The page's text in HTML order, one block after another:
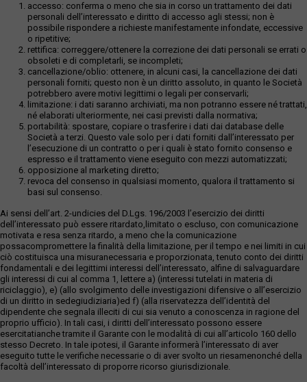
accesso: conferma o meno che sia in corso un trattamento dei dati
personali dell’interessato e diritto di accesso agli stessi; non è
possibile rispondere a richieste manifestamente infondate, eccessive
o ripetitive;
rettifica: correggere/ottenere la correzione dei dati personali se errati o
obsoleti e di completarli, se incompleti;
cancellazione/oblio: ottenere, in alcuni casi, la cancellazione dei dati
personali forniti; questo non è un diritto assoluto, in quanto le Società
potrebbero avere motivi legittimi o legali per conservarli;
limitazione: i dati saranno archiviati, ma non potranno essere né trattati,
né elaborati ulteriormente, nei casi previsti dalla normativa;
portabilità: spostare, copiare o trasferire i dati dai database delle
Società a terzi. Questo vale solo per i dati forniti dall’interessato per
l’esecuzione di un contratto o per i quali è stato fornito consenso e
espresso e il trattamento viene eseguito con mezzi automatizzati;
opposizione al marketing diretto;
revoca del consenso in qualsiasi momento, qualora il trattamento si
basi sul consenso.
Ai sensi dell’art. 2-undicies del D.Lgs. 196/2003 l’esercizio dei diritti
dell’interessato può essere ritardato,limitato o escluso, con comunicazione
motivata e resa senza ritardo, a meno che la comunicazione
possacompromettere la finalità della limitazione, per il tempo e nei limiti in cui
ciò costituisca una misuranecessaria e proporzionata, tenuto conto dei diritti
fondamentali e dei legittimi interessi dell’interessato, alfine di salvaguardare
gli interessi di cui al comma 1, lettere a) (interessi tutelati in materia di
riciclaggio), e) (allo svolgimento delle investigazioni difensive o all’esercizio
di un diritto in sedegiudiziaria)ed f) (alla riservatezza dell’identità del
dipendente che segnala illeciti di cui sia venuto a conoscenza in ragione del
proprio ufficio). In tali casi, i diritti dell’interessato possono essere
esercitatianche tramite il Garante con le modalità di cui all’articolo 160 dello
stesso Decreto. In tale ipotesi, il Garante informerà l’interessato di aver
eseguito tutte le verifiche necessarie o di aver svolto un riesamenonché della
facoltà dell’interessato di proporre ricorso giurisdizionale.